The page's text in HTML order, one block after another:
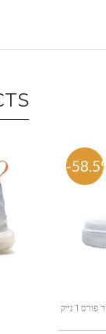
-58.5%
כל הדגמים אייר פורס 1 נייק NIKE AIR FORCE 1 החל מ